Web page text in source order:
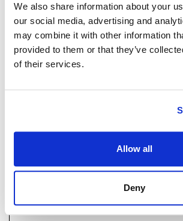
We also share information about your
our social media, advertising and
may combine it with other information
provided to them or that they’ve
of their services.
Allow all
Deny
TUUKKA
Strand Properties Brand
Ylempi kiinteistönvälittäjä YKV,
Haluatko